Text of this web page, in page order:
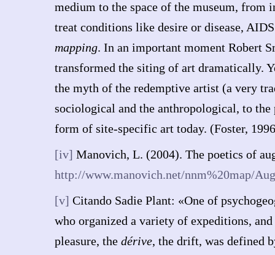
medium to the space of the museum,
treat conditions like desire or disease,
mapping. In an important moment Robert
transformed the siting of art dramatically.
the myth of the redemptive artist (a very
sociological and the anthropological, to
form of site-specific art today. (Foster,
[iv] Manovich, L. (2004). The poetics of
http://www.manovich.net/nnm%20map/
[v] Citando Sadie Plant: «One of
who organized a variety of expeditions,
pleasure, the dérive, the drift, was defined